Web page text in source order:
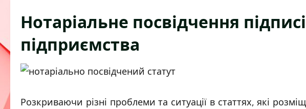
Нотаріальне посвідчення
підприємства
Розкриваючи різні проблеми та ситуації в статтях, які